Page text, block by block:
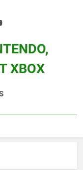
XBOX
Autres